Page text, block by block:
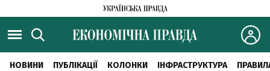
НОВИНИ ПУБЛІКАЦІЇ КОЛОНКИ ІНФРАСТРУКТУРА